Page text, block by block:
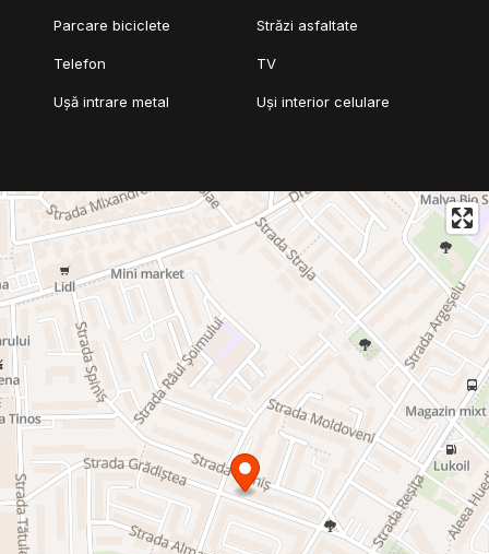
Parcare biciclete Străzi asfaltate
Telefon TV
Ușă intrare metal Uși interior celulare